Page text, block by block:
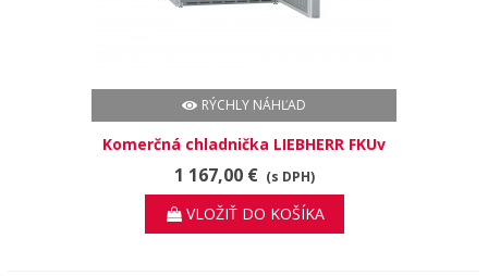
RÝCHLY NÁHĽAD
Komerčná chladnička LIEBHERR FKUv
1660
1 167,00 € (s DPH)
VLOŽIŤ DO KOŠÍKA